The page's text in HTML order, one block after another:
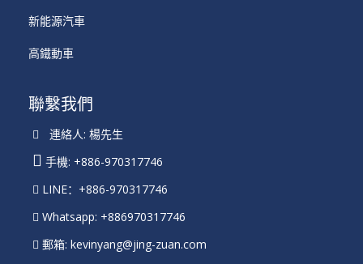
新能源汽車
高鐵動車
聯繫我們
連絡人: 楊先生
手機: +886-970317746
LINE：+886-970317746
Whatsapp: +886970317746
郵箱: kevinyang@jing-zuan.com